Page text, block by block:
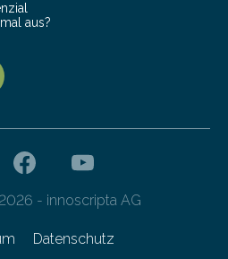
aus?
- innoscripta AG
Datenschutz